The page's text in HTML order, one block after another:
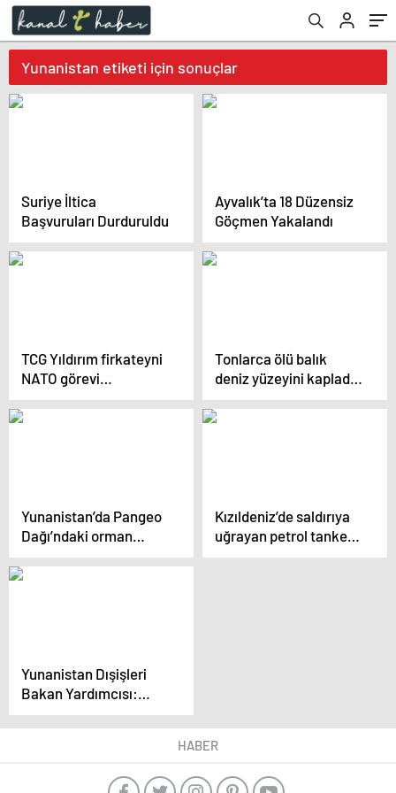
Yunanistan etiketi için sonuçlar
Suriye İltica
Başvuruları Durduruldu
Ayvalık’ta 18 Düzensiz
Göçmen Yakalandı
TCG Yıldırım firkateyni
NATO görevi
kapsamında
Yunanistan’a liman
Tonlarca ölü balık
deniz yüzeyini kapladı,
OHAL ilan edildi
Yunanistan’da Pangeo
Dağı’ndaki orman
yangını 7. gününde
Kızıldeniz’de saldırıya
uğrayan petrol tankeri
5 gündür yanıyor
Yunanistan Dışişleri
Bakan Yardımcısı:
Atina Bildirgesi önemli
bir gelişme
HABER